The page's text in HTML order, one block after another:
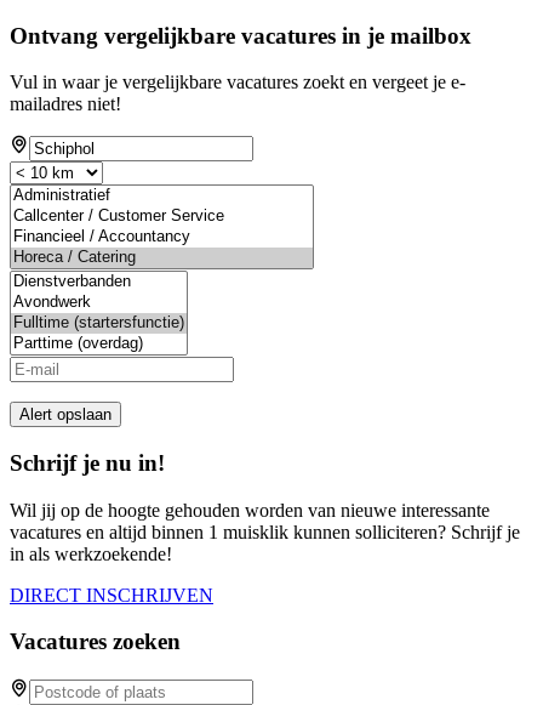
Ontvang vergelijkbare vacatures in je mailbox
Vul in waar je vergelijkbare vacatures zoekt en vergeet je e-
mailadres niet!
Alert opslaan
Schrijf je nu in!
Wil jij op de hoogte gehouden worden van nieuwe interessante
vacatures en altijd binnen 1 muisklik kunnen solliciteren? Schrijf je
in als werkzoekende!
DIRECT INSCHRIJVEN
Vacatures zoeken